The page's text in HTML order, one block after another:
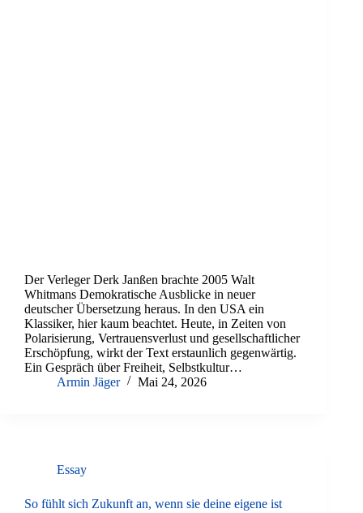
Der Verleger Derk Janßen brachte 2005 Walt
Whitmans Demokratische Ausblicke in neuer
deutscher Übersetzung heraus. In den USA ein
Klassiker, hier kaum beachtet. Heute, in Zeiten von
Polarisierung, Vertrauensverlust und gesellschaftlicher
Erschöpfung, wirkt der Text erstaunlich gegenwärtig.
Ein Gespräch über Freiheit, Selbstkultur…
Armin Jäger
Mai 24, 2026
Essay
So fühlt sich Zukunft an, wenn sie deine eigene ist